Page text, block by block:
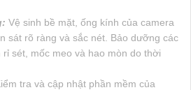
Vệ sinh bề mặt, ống kính của camera
sát rõ ràng và sắc nét. Bảo dưỡng các
sét, mốc meo và hao mòn do thời
tra và cập nhật phần mềm của